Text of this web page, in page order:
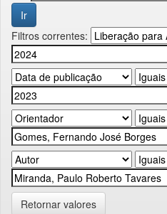
Filtros correntes:
Retornar valores